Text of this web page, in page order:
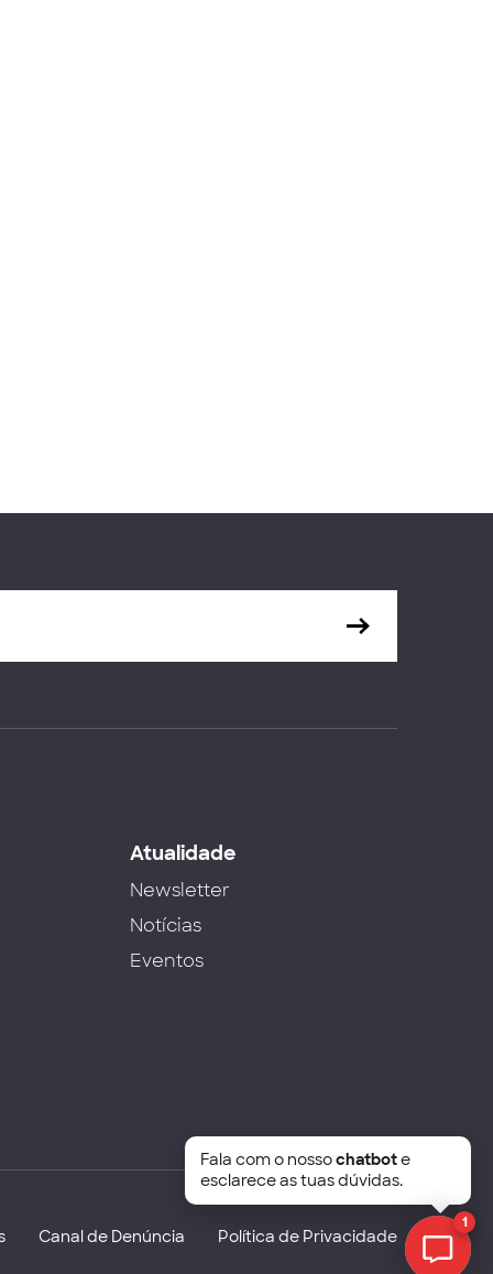
Atualidade
Newsletter
Notícias
Eventos
Canal de Denúncia Política de Privacidade
1
Fala com o nossochatbote
esclarece as tuas dúvidas.